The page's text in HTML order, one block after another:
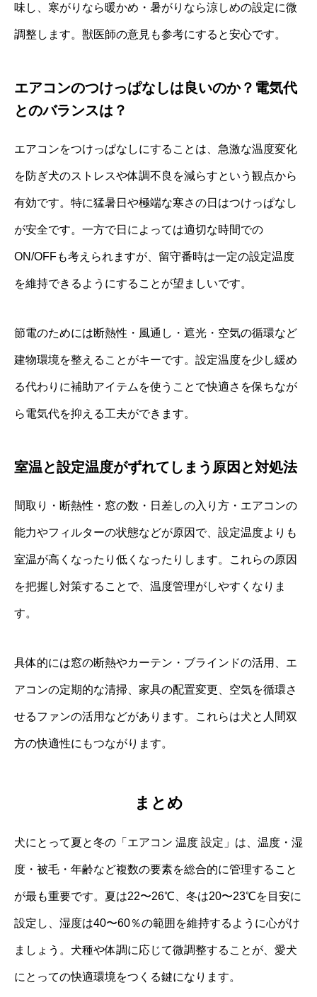
味し、寒がりなら暖かめ・暑がりなら涼しめの設定に微
調整します。獣医師の意見も参考にすると安心です。
エアコンのつけっぱなしは良いのか？電気代
とのバランスは？
エアコンをつけっぱなしにすることは、急激な温度変化
を防ぎ犬のストレスや体調不良を減らすという観点から
有効です。特に猛暑日や極端な寒さの日はつけっぱなし
が安全です。一方で日によっては適切な時間での
ON/OFFも考えられますが、留守番時は一定の設定温度
を維持できるようにすることが望ましいです。
節電のためには断熱性・風通し・遮光・空気の循環など
建物環境を整えることがキーです。設定温度を少し緩め
る代わりに補助アイテムを使うことで快適さを保ちなが
ら電気代を抑える工夫ができます。
室温と設定温度がずれてしまう原因と対処法
間取り・断熱性・窓の数・日差しの入り方・エアコンの
能力やフィルターの状態などが原因で、設定温度よりも
室温が高くなったり低くなったりします。これらの原因
を把握し対策することで、温度管理がしやすくなりま
す。
具体的には窓の断熱やカーテン・ブラインドの活用、エ
アコンの定期的な清掃、家具の配置変更、空気を循環さ
せるファンの活用などがあります。これらは犬と人間双
方の快適性にもつながります。
まとめ
犬にとって夏と冬の「エアコン 温度 設定」は、温度・湿
度・被毛・年齢など複数の要素を総合的に管理すること
が最も重要です。夏は22〜26℃、冬は20〜23℃を目安に
設定し、湿度は40〜60％の範囲を維持するように心がけ
ましょう。犬種や体調に応じて微調整することが、愛犬
にとっての快適環境をつくる鍵になります。